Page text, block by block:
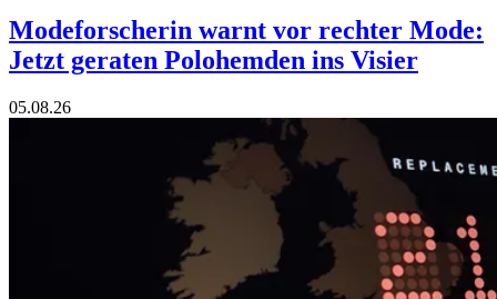
Modeforscherin warnt vor rechter Mode:
Jetzt geraten Polohemden ins Visier
05.08.26